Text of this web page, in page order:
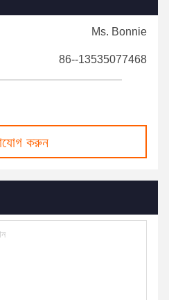
Ms. Bonnie
86--13535077468
করুন